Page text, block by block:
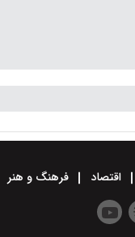
اقتصاد فرهنگ و هنر